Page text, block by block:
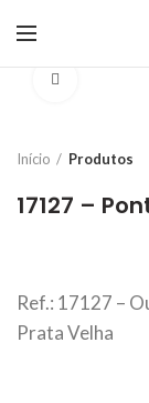
Início Produtos
17127 –
Ref.: 17127 –
Prata Velha